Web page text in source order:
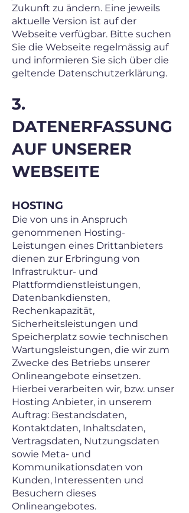
Zukunft zu ändern. Eine jeweils
aktuelle Version ist auf der
Webseite verfügbar. Bitte suchen
Sie die Webseite regelmässig auf
und informieren Sie sich über die
geltende Datenschutzerklärung.
3.
DATENERFASSUNG
AUF UNSERER
WEBSEITE
HOSTING
Die von uns in Anspruch
genommenen Hosting-
Leistungen eines Drittanbieters
dienen zur Erbringung von
Infrastruktur- und
Plattformdienstleistungen,
Datenbankdiensten,
Rechenkapazität,
Sicherheitsleistungen und
Speicherplatz sowie technischen
Wartungsleistungen, die wir zum
Zwecke des Betriebs unserer
Onlineangebote einsetzen.
Hierbei verarbeiten wir, bzw. unser
Hosting Anbieter, in unserem
Auftrag: Bestandsdaten,
Kontaktdaten, Inhaltsdaten,
Vertragsdaten, Nutzungsdaten
sowie Meta- und
Kommunikationsdaten von
Kunden, Interessenten und
Besuchern dieses
Onlineangebotes.